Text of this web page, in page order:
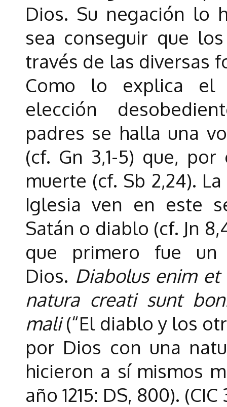
Dios. Su negación lo
sea conseguir que
través de las diversas
Como lo explica el
elección
padres se halla una
(cf. Gn 3,1-5) que,
muerte (cf. Sb 2,24).
Iglesia ven en este
Satán o diablo (cf. Jn
que primero fue un
Dios. Diabolus enim
natura creati sunt
mali(“El diablo y los
por Dios con una
hicieron a sí mismos
año 1215: DS, 800). (CIC